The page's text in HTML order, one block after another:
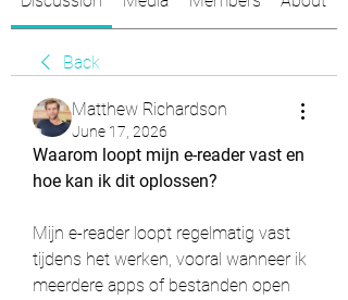
Back
Matthew Richardson
June 17, 2026
Waarom loopt mijn e-reader vast en
hoe kan ik dit oplossen?
Mijn e-reader loopt regelmatig vast
tijdens het werken, vooral wanneer ik
meerdere apps of bestanden open